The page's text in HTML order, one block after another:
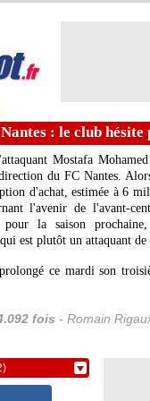
Nantes : le club
MostafaMohamed
du FC Nantes.
d'achat, estimée à 6
l'avenir de l'avant-
la saison
est plutôt un attaquant
ce mardi son
fois - Romain